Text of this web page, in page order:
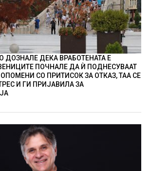
ДОЗНАЛЕ ДЕКА ВРАБОТЕНАТА Е
ПОЧНАЛЕ ДА Ѝ ПОДНЕСУВААТ
СО ПРИТИСОК ЗА ОТКАЗ, ТАА СЕ
И ГИ ПРИЈАВИЛА ЗА